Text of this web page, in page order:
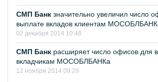
СМП Банк значительно увеличил число
выплате вкладов клиентам
02 декабря 2014 10:48
СМП Банк расширяет число офисов для
вкладчикам МОСОБЛБАНКа
12 ноября 2014 09:29